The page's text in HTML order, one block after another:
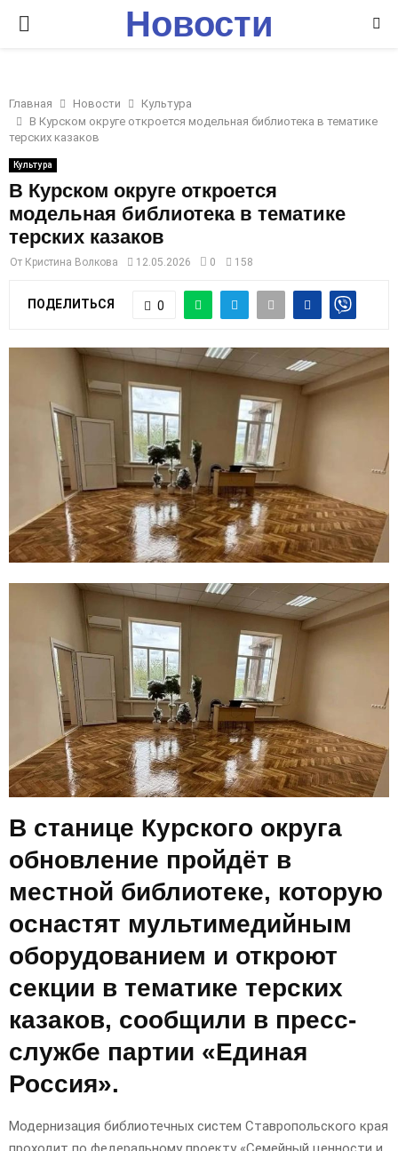
P
I
M
A
R
Y
Новости
Главная Новости
Культура
В Курском округе откроется модельная библиотека в тематике
терских казаков
Культура
В Курском округе откроется
модельная библиотека в тематике
терских казаков
От Кристина Волкова 12.05.2026 0 158
ПОДЕЛИТЬСЯ 0
В станице Курского округа
обновление пройдёт в
местной библиотеке, которую
оснастят мультимедийным
оборудованием и откроют
секции в тематике терских
казаков, сообщили в пресс-
службе партии «Единая
Россия».
Модернизация библиотечных систем Ставропольского края